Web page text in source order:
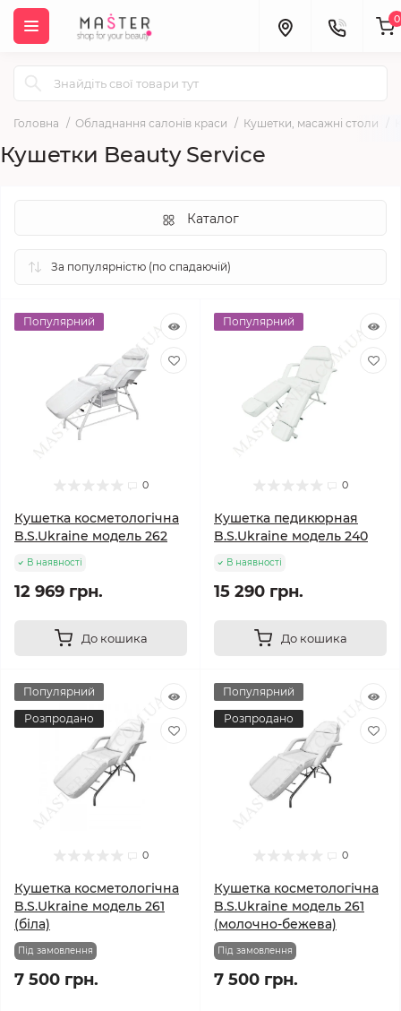
0
Головна Обладнання салонів краси Кушетки, масажні столи
Кушетки Beauty Service
Каталог
Популярний
0
Кушетка косметологічна
B.S.Ukraine модель 262
В наявності
12 969 грн.
До кошика
Популярний
0
Кушетка педикюрная
B.S.Ukraine модель 240
В наявності
15 290 грн.
До кошика
Популярний
Розпродано
0
Кушетка косметологічна
B.S.Ukraine модель 261
(біла)
Під замовлення
7 500 грн.
Популярний
Розпродано
0
Кушетка косметологічна
B.S.Ukraine модель 261
(молочно-бежева)
Під замовлення
7 500 грн.